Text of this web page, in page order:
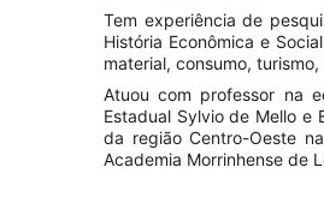
Tem experiência de
História Econômica e
material, consumo,
Atuou com professor na
Estadual Sylvio de Mello e
da região Centro-Oeste
Academia Morrinhense de